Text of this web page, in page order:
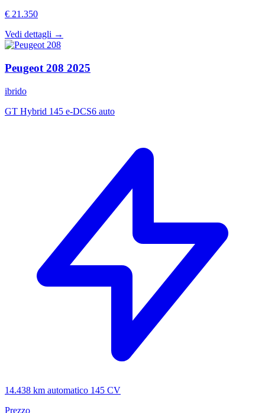
€ 21.350
Vedi dettagli →
Peugeot 208 2025
ibrido
GT Hybrid 145 e-DCS6 auto
14.438 km automatico 145 CV
Prezzo